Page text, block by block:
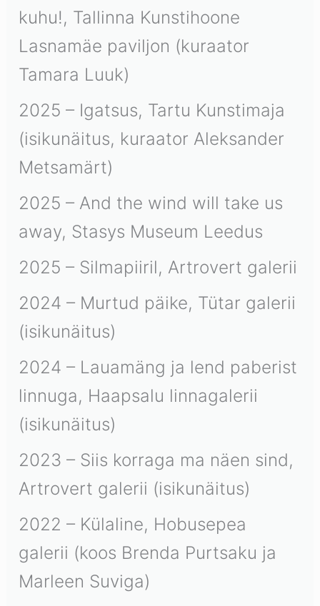
kuhu!, Tallinna Kunstihoone
Lasnamäe paviljon (kuraator
Tamara Luuk)
2025 – Igatsus, Tartu Kunstimaja
(isikunäitus, kuraator Aleksander
Metsamärt)
2025 – And the wind will take us
away, Stasys Museum Leedus
2025 – Silmapiiril, Artrovert galerii
2024 – Murtud päike, Tütar galerii
(isikunäitus)
2024 – Lauamäng ja lend paberist
linnuga, Haapsalu linnagalerii
(isikunäitus)
2023 – Siis korraga ma näen sind,
Artrovert galerii (isikunäitus)
2022 – Külaline, Hobusepea
galerii (koos Brenda Purtsaku ja
Marleen Suviga)